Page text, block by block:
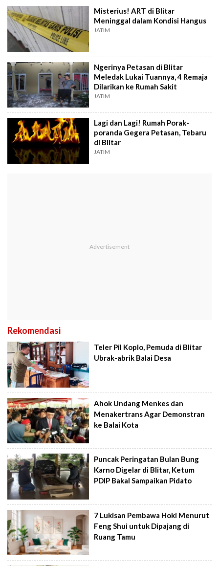
Misterius! ART di Blitar
Meninggal dalam Kondisi Hangus
JATIM
Ngerinya Petasan di Blitar
Meledak Lukai Tuannya, 4 Remaja
Dilarikan ke Rumah Sakit
JATIM
Lagi dan Lagi! Rumah Porak-
poranda Gegera Petasan, Tebaru
di Blitar
JATIM
Rekomendasi
Teler Pil Koplo, Pemuda di Blitar
Ubrak-abrik Balai Desa
Ahok Undang Menkes dan
Menakertrans Agar Demonstran
ke Balai Kota
Puncak Peringatan Bulan Bung
Karno Digelar di Blitar, Ketum
PDIP Bakal Sampaikan Pidato
7 Lukisan Pembawa Hoki Menurut
Feng Shui untuk Dipajang di
Ruang Tamu